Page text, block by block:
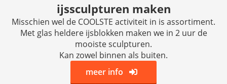
ijssculpturen maken
Misschien wel de COOLSTE activiteit in is assortiment.
Met glas heldere ijsblokken maken we in 2 uur de
mooiste sculpturen.
Kan zowel binnen als buiten.
meer info